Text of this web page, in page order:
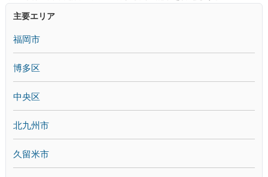
主要エリア
福岡市
博多区
中央区
北九州市
久留米市